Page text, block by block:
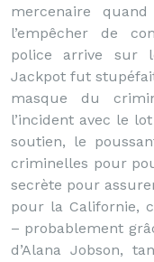
mercenaire
l’empêcher de
police arrive sur
Jackpot fut
masque du
l’incident avec le
soutien, le
criminelles pour
secrète pour
pour la Californie,
– probablement
d’Alana Jobson,